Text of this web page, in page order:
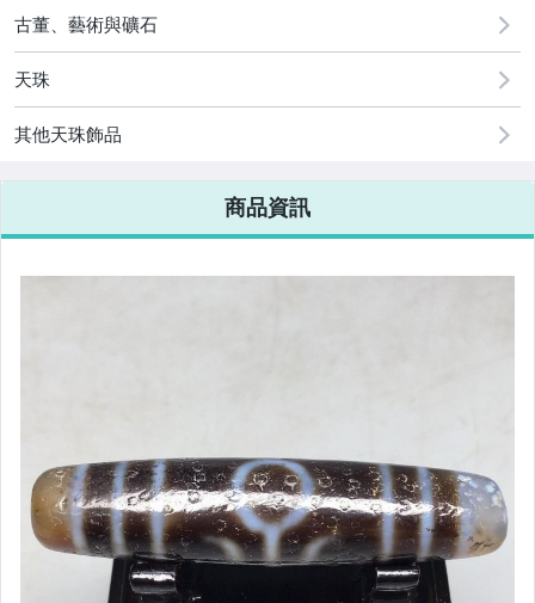
古董、藝術與礦石
天珠
其他天珠飾品
商品資訊